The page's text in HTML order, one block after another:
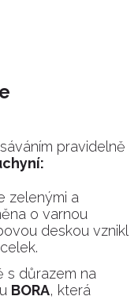
pravidelně
zelenými a
o varnou
deskou vznikl
s důrazem na
BORA, která